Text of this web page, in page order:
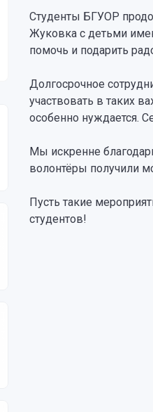
Студенты БГУОР
Жуковка с детьми
помочь и подарить
Долгосрочное
участвовать в таких
особенно нуждается.
Мы искренне
волонтёры получили
️Пусть такие
студентов!